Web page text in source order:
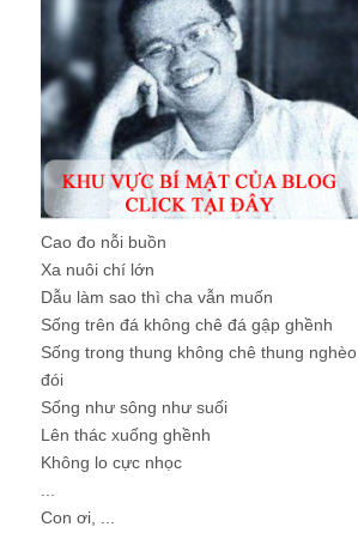
Cao đo nỗi buồn
Xa nuôi chí lớn
Dẫu làm sao thì cha vẫn muốn
Sống trên đá không chê đá gập ghềnh
Sống trong thung không chê thung nghèo
đói
Sống như sông như suối
Lên thác xuống ghềnh
Không lo cực nhọc
Con ơi, ...